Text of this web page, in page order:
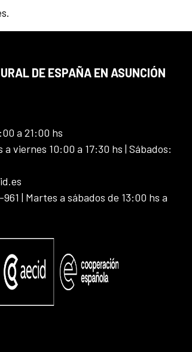
DE ESPAÑA EN ASUNCIÓN
a 21:00 hs
viernes 10:00 a 17:30 hs | Sábados:
| Martes a sábados de 13:00 hs a